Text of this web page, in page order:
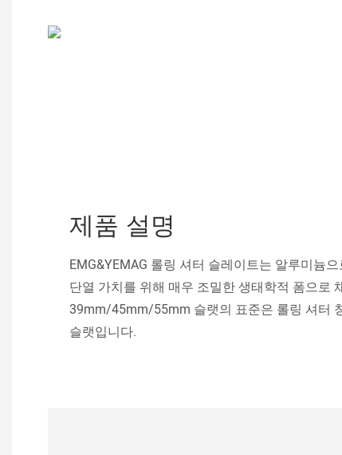
제품 설명
EMG&YEMAG 롤링 셔터 슬레이트는 알루미늄
단열 가치를 위해 매우 조밀한 생태학적 폼으로
39mm/45mm/55mm 슬랫의 표준은 롤링 셔터
슬랫입니다.